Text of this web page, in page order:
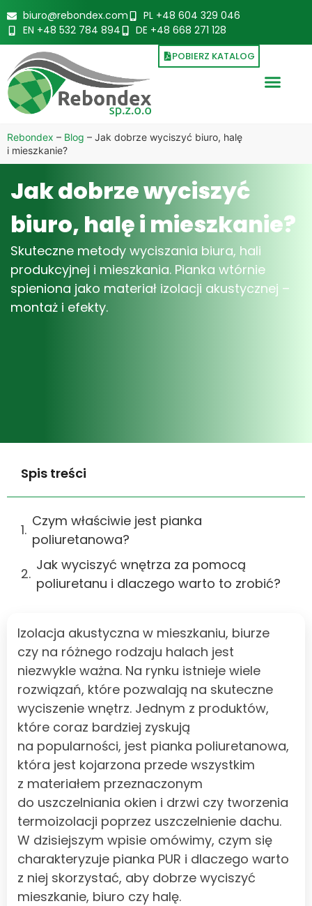
biuro@rebondex.com
PL +48 604 329 046
EN +48 532 784 894
DE +48 668 271 128
POBIERZ KATALOG
Rebondex – Blog – Jak dobrze wyciszyć biuro, halę
i mieszkanie?
Jak dobrze wyciszyć
biuro, halę i mieszkanie?
Skuteczne metody wyciszania biura, hali
produkcyjnej i mieszkania. Pianka wtórnie
spieniona jako materiał izolacji akustycznej –
montaż i efekty.
Spis treści
Czym właściwie jest pianka
poliuretanowa?
Jak wyciszyć wnętrza za pomocą
poliuretanu i dlaczego warto to zrobić?
Izolacja akustyczna w mieszkaniu, biurze
czy na różnego rodzaju halach jest
niezwykle ważna. Na rynku istnieje wiele
rozwiązań, które pozwalają na skuteczne
wyciszenie wnętrz. Jednym z produktów,
które coraz bardziej zyskują
na popularności, jest pianka poliuretanowa,
która jest kojarzona przede wszystkim
z materiałem przeznaczonym
do uszczelniania okien i drzwi czy tworzenia
termoizolacji poprzez uszczelnienie dachu.
W dzisiejszym wpisie omówimy, czym się
charakteryzuje pianka PUR i dlaczego warto
z niej skorzystać, aby dobrze wyciszyć
mieszkanie, biuro czy halę.